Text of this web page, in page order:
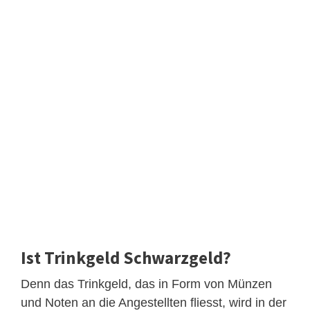
Ist Trinkgeld Schwarzgeld?
Denn das Trinkgeld, das in Form von Münzen
und Noten an die Angestellten fliesst, wird in der